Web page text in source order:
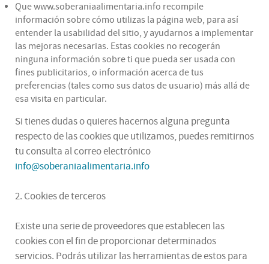
Que www.soberaniaalimentaria.info recompile
información sobre cómo utilizas la página web, para así
entender la usabilidad del sitio, y ayudarnos a implementar
las mejoras necesarias. Estas cookies no recogerán
ninguna información sobre ti que pueda ser usada con
fines publicitarios, o información acerca de tus
preferencias (tales como sus datos de usuario) más allá de
esa visita en particular.
Si tienes dudas o quieres hacernos alguna pregunta
respecto de las cookies que utilizamos, puedes remitirnos
tu consulta al correo electrónico
info@soberaniaalimentaria.info
2. Cookies de terceros
Existe una serie de proveedores que establecen las
cookies con el fin de proporcionar determinados
servicios. Podrás utilizar las herramientas de estos para